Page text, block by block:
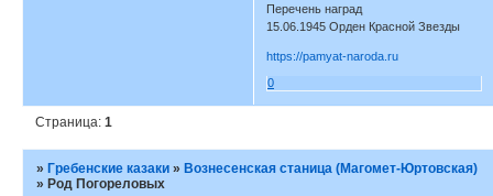
Перечень наград
15.06.1945 Орден Красной Звезды
https://pamyat-naroda.ru
0
Страница:1
»Гребенские казаки »Вознесенская станица (Магомет-Юртовская)
»Род Погореловых